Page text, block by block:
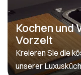
Kochen und
Vorzelt
Kreieren Sie die
unserer